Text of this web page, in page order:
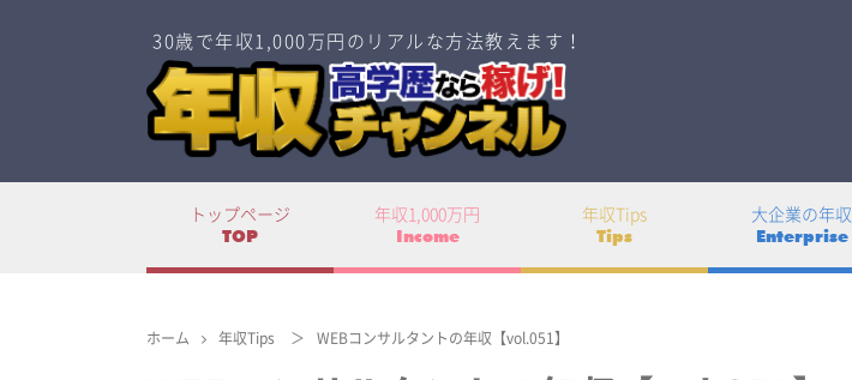
30歳で年収1,000万円のリアルな方法教えます！
トップページ
TOP
年収1,000万円
Income
年収Tips
Tips
大企業の年収
Enterprise
ホーム 年収Tips ＞ WEBコンサルタントの年収【vol.051】